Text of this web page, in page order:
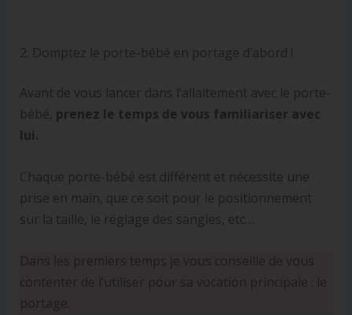
2. Domptez le porte-bébé en portage d’abord !
Avant de vous lancer dans l’allaitement avec le porte-
bébé, prenez le temps de vous familiariser avec
lui.
Chaque porte-bébé est différent et nécessite une
prise en main, que ce soit pour le positionnement
sur la taille, le réglage des sangles, etc…
Dans les premiers temps je vous conseille de vous
contenter de l’utiliser pour sa vocation principale : le
portage.